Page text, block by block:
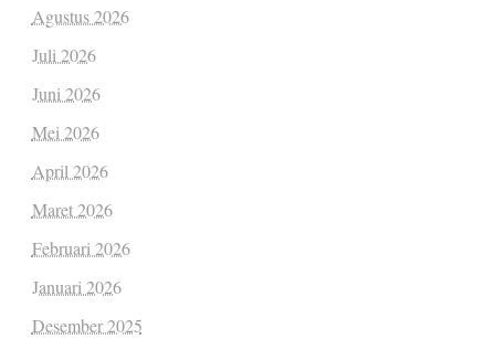
Agustus 2026
Juli 2026
Juni 2026
Mei 2026
April 2026
Maret 2026
Februari 2026
Januari 2026
Desember 2025